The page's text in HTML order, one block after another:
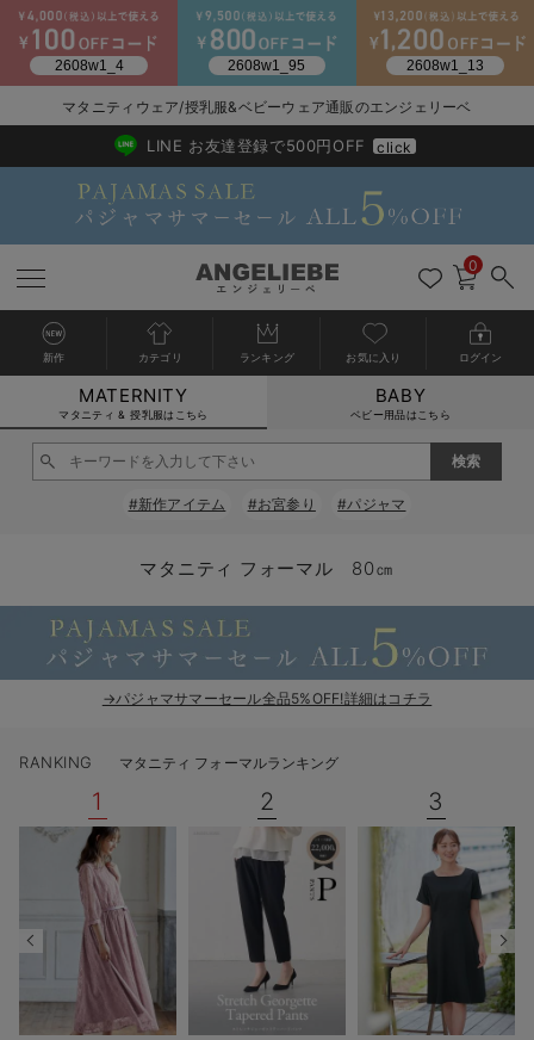
マタニティウェア全て
マタニティ ワンピース
マタニティ トップス
マタニティ アウター（コート）・ママコート
マタニティ 下着・インナー全て
授乳ブラ・マタニティブラ（マタニティインナー・産後用品）
マタニティ 授乳 キャミソール
産褥ショーツ
産後 ガードル インナー
マタニティ 腹巻き
授乳服全て
マタニティ フォーマル全て
マタニティ スーツ
マタニティ フォーマル パンツ・ボトムス
授乳用品全て
妊婦用 抱き枕・授乳クッション
マタニティレッグウェア全て
マタニティストッキング・タイツ
マタニティ ボディケア全て
アウトレット全て
【アウトレット】ワンピース
【アウトレット】パジャマ
【アウトレット】インナー
特集全て
コットン素材
Tシャツブラ
ブラトップ
親子セット
快適機能ウェア特集 トップス
快適機能ウェア特集 ボトムス
再入荷全て
再入荷｜インナー
戻る
送料無料アイテム全て
ワンピース
スカート
パジャマ
戻る
ブラキャミ おまとめ
戻る
【37周年祭セール】
【37周年祭セール】
戻る
気温差別オススメア
【15℃】3月下旬～
戻る
動きやすく着回しで
戻る
強撚スムース(コスパ
戻る
マタニティウェア
【おまとめ割】パジ
戻る
こだわりの履き心地
カジュアル
オフィス
戻る
ジャケット派
きれいめ美脚パンツ派
ツィード派
セットアップ派
戻る
出産準備応援割全て
マタニティパジャマ
戻る
【オフィスカジュア
戻る
レギンスタイプ
戻る
【フォーマル】ワン
戻る
【ベビー】長袖
戻る
ハンカチ
短肌着
セット
戻る
快適ウェア10%OFF
快適ウェア10%OFF
戻る
春のマタニティワン
セットアップ・ レイ
ジャンパースカート/
ワーク・オフィス
フォーマル / オケー
あったかアイテム｜
戻る
Gift Selection 出産
〜3,000円（税込）
10,001円（税込）〜
女の子におススメの
定番ギフト
もらって嬉しいギフト
かわいくておもしろ
何枚あっても嬉しい
長く使えるアイテム
戻る
冬の冷え対策インナ
薄くてあったか
保温&リカバリー
レギンス・タイツ
あったか度◎
裏起毛素材
戻る
入院準備の持ち物チ
入院してすぐ使うグ
戻る
冬のあったか特集全て
【冬のあったか特集
【冬のあったか特集
マタニティウェア/授乳服&ベビーウェア通販のエンジェリーベ
2026/NewArrival
送料495円(一部地域を除く) 7,700円以上で送料無料
LINE お友達登録で500円OFF click
0
新作 カテゴリ ランキング お気に入り ログイン
MATERNITY
マタニティ & 授乳服はこちら
BABY
ベビー用品はこちら
#新作アイテム #お宮参り #パジャマ
マタニティ フォーマル 80㎝
→パジャマサマーセール全品5%OFF!詳細はコチラ
RANKING マタニティ フォーマルランキング
1 2 3
カートに入れる
閉じる